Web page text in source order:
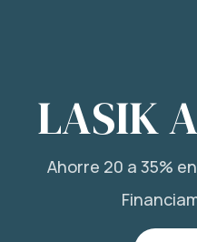
LASIK
Ahorre 20 a 35% en